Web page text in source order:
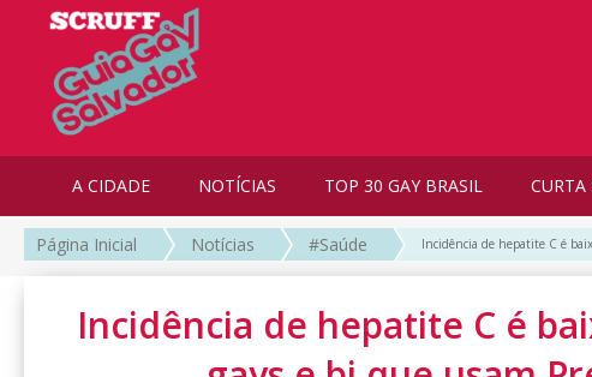
A CIDADE NOTÍCIAS TOP 30 GAY BRASIL CURTA
Página Inicial Notícias #Saúde Incidência de hepatite C é
Incidência de hepatite C é